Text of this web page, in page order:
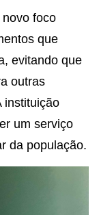
foco
que
evitando que
outras
instituição
um serviço
da população.